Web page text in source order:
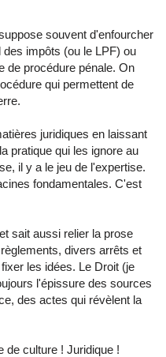
souvent d'enfourcher
des impôts (ou le LPF) ou
de procédure pénale. On
qui permettent de
juridiques en laissant
pratique qui les ignore au
il y a le jeu de l'expertise.
fondamentales. C'est
sait aussi relier la prose
divers arrêts et
les idées. Le Droit (je
l'épissure des sources
des actes qui révèlent la
de culture ! Juridique !